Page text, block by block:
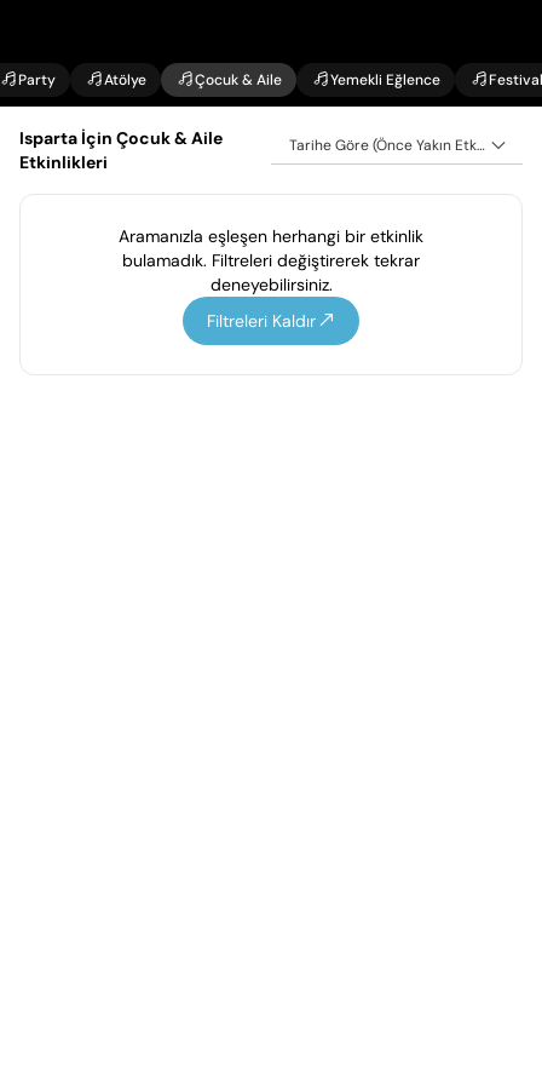
Party Atölye Çocuk & Aile Yemekli Eğlence Festival
Isparta İçin Çocuk & Aile
Etkinlikleri
Tarihe Göre (Önce Yakın Etkinlikler)
Aramanızla eşleşen herhangi bir etkinlik
bulamadık. Filtreleri değiştirerek tekrar
deneyebilirsiniz.
Filtreleri Kaldır